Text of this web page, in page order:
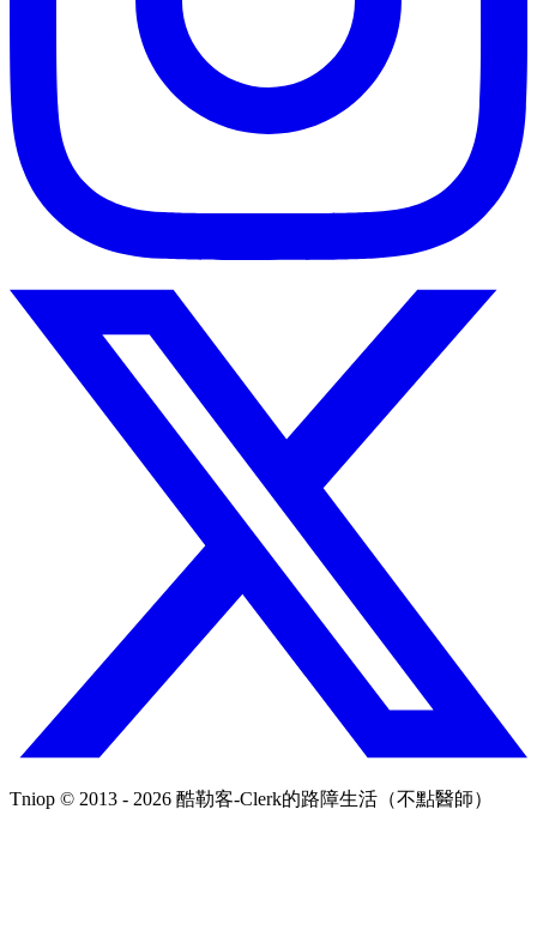
Tniop © 2013 - 2026 酷勒客-Clerk的路障生活（不點醫師）